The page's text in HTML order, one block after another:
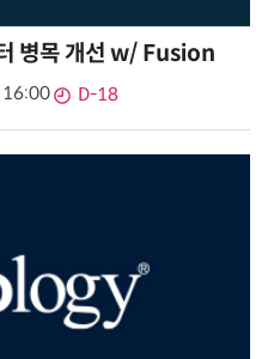
병목 개선 w/ Fusion
16:00 D-18